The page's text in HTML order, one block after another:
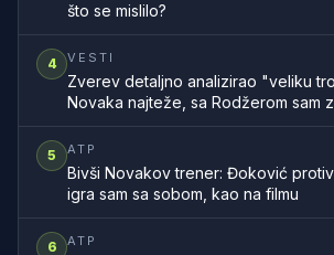
što se mislilo?
4 VESTI
Zverev detaljno analizirao "veliku
Novaka najteže, sa Rodžerom sam
5 ATP
Bivši Novakov trener: Đoković
igra sam sa sobom, kao na filmu
6 ATP